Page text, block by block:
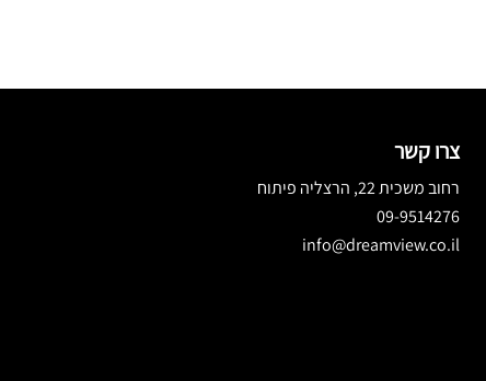
צרו קשר
רחוב משכית 22, הרצליה פיתוח
09-9514276
info@dreamview.co.il